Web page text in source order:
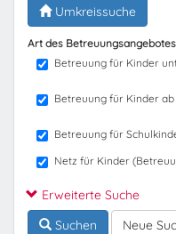
Umkreissuche
Art des Betreuungsangebotes
Betreuung für Kinder
Betreuung für Kinder ab
Betreuung für
Netz für Kinder
Erweiterte Suche
Suchen
Neue